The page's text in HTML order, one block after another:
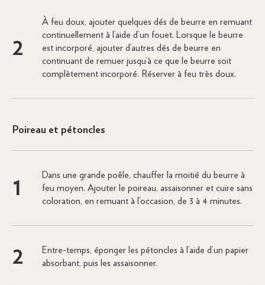
À feu doux, ajouter quelques dés de beurre en remuant
continuellement à l’aide d’un fouet. Lorsque le beurre
est incorporé, ajouter d’autres dés de beurre en
continuant de remuer jusqu’à ce que le beurre soit
complètement incorporé. Réserver à feu très doux.
Poireau et pétoncles
Dans une grande poêle, chauffer la moitié du beurre à
feu moyen. Ajouter le poireau, assaisonner et cuire sans
coloration, en remuant à l’occasion, de 3 à 4 minutes.
Entre-temps, éponger les pétoncles à l’aide d’un papier
absorbant, puis les assaisonner.